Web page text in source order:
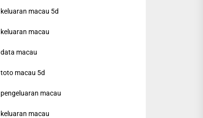
keluaran macau 5d
keluaran macau
data macau
toto macau 5d
pengeluaran macau
keluaran macau